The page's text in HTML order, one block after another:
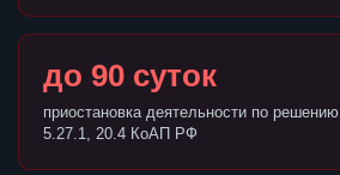
до 90 суток
приостановка деятельности по
5.27.1, 20.4 КоАП РФ